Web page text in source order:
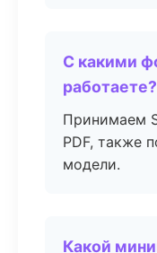
С какими
работаете?
Принимаем
PDF, также
модели.
Какой